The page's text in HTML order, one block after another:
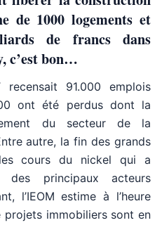
de 1000 logements et
de francs dans
c’est bon…
91.000 emplois
ont été perdus dont la
du secteur de la
autre, la fin des grands
cours du nickel qui a
des principaux acteurs
l’IEOM estime à l’heure
immobiliers sont en